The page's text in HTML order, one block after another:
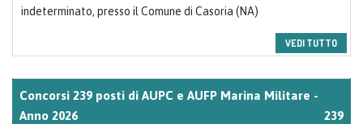
indeterminato, presso il Comune di Casoria (NA)
VEDI TUTTO
Concorsi 239 posti di AUPC e AUFP Marina Militare -
Anno 2026
239